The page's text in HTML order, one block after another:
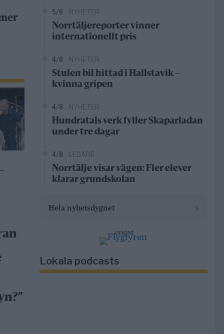
5/8 NYHETER
Norrtäljereporter vinner
internationellt pris
4/8 NYHETER
Stulen bil hittad i Hallstavik –
kvinna gripen
4/8 NYHETER
Hundratals verk fyller Skaparladan
under tre dagar
4/8 LEDARE
Norrtälje visar vägen: Fler elever
klarar grundskolan
Hela nyhetsdygnet
ANNONS
Lokala podcasts